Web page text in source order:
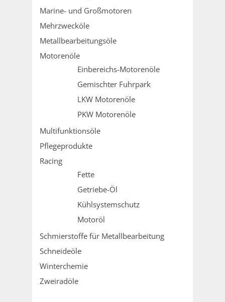
Marine- und Großmotoren
Mehrzwecköle
Metallbearbeitungsöle
Motorenöle
Einbereichs-Motorenöle
Gemischter Fuhrpark
LKW Motorenöle
PKW Motorenöle
Multifunktionsöle
Pflegeprodukte
Racing
Fette
Getriebe-Öl
Kühlsystemschutz
Motoröl
Schmierstoffe für Metallbearbeitung
Schneideöle
Winterchemie
Zweiradöle